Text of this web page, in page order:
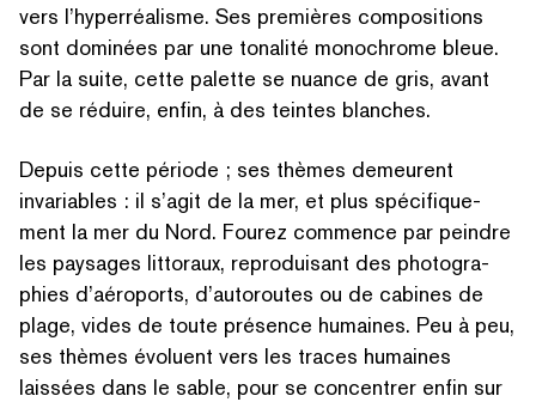
vers l’hyperréalisme. Ses premières com­po­si­tions
sont dominées par une tonalité monochrome bleue.
Par la suite, cette palette se nuance de gris, avant
de se réduire, enfin, à des teintes blanches.
Depuis cette période ; ses thèmes demeurent
invariables : il s’agit de la mer, et plus spé­ci­fique­
ment la mer du Nord. Fourez commence par peindre
les paysages littoraux, repro­duisant des pho­togra­
phies d’aéroports, d’autoroutes ou de cabines de
plage, vides de toute présence humaines. Peu à peu,
ses thèmes évoluent vers les traces humaines
laissées dans le sable, pour se concentrer enfin sur